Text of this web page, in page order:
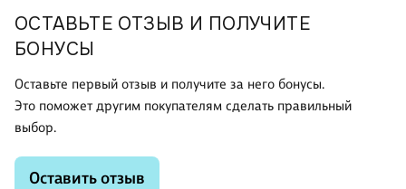
ОСТАВЬТЕ ОТЗЫВ И ПОЛУЧИТЕ
БОНУСЫ
Оставьте первый отзыв и получите за него бонусы.
Это поможет другим покупателям сделать правильный
выбор.
Оставить отзыв